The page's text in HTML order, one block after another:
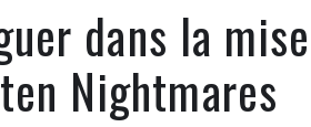
dans la
Nightmares